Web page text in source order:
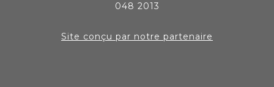
048 2013
Site conçu par notre partenaire